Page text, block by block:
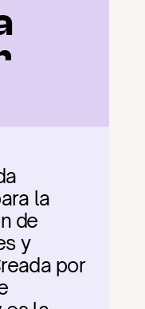
la
de
y
por